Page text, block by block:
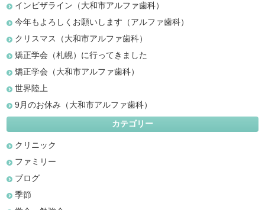
インビザライン（大和市アルファ歯科）
今年もよろしくお願いします（アルファ歯科）
クリスマス（大和市アルファ歯科）
矯正学会（札幌）に行ってきました
矯正学会（大和市アルファ歯科）
世界陸上
9月のお休み（大和市アルファ歯科）
カテゴリー
クリニック
ファミリー
ブログ
季節